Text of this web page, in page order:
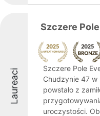
Laureaci
Szczere
Szczere Pole
Chudzynie 47 w
powstało z
uroczystości.